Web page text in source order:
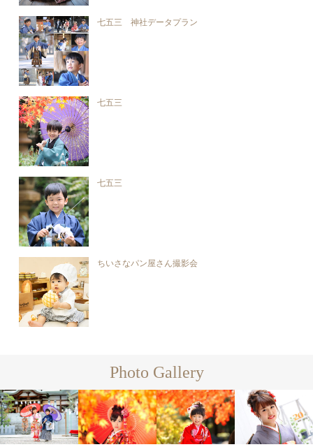
七五三 神社データプラン
七五三
七五三
ちいさなパン屋さん撮影会
Photo Gallery